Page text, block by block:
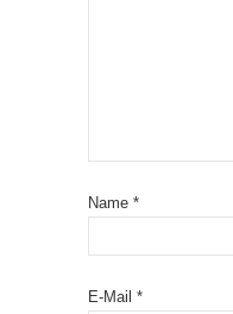
Name *
E-Mail *